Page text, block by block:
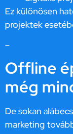
Ez különösen
projektek
–
Offline
még
De sokan
marketing